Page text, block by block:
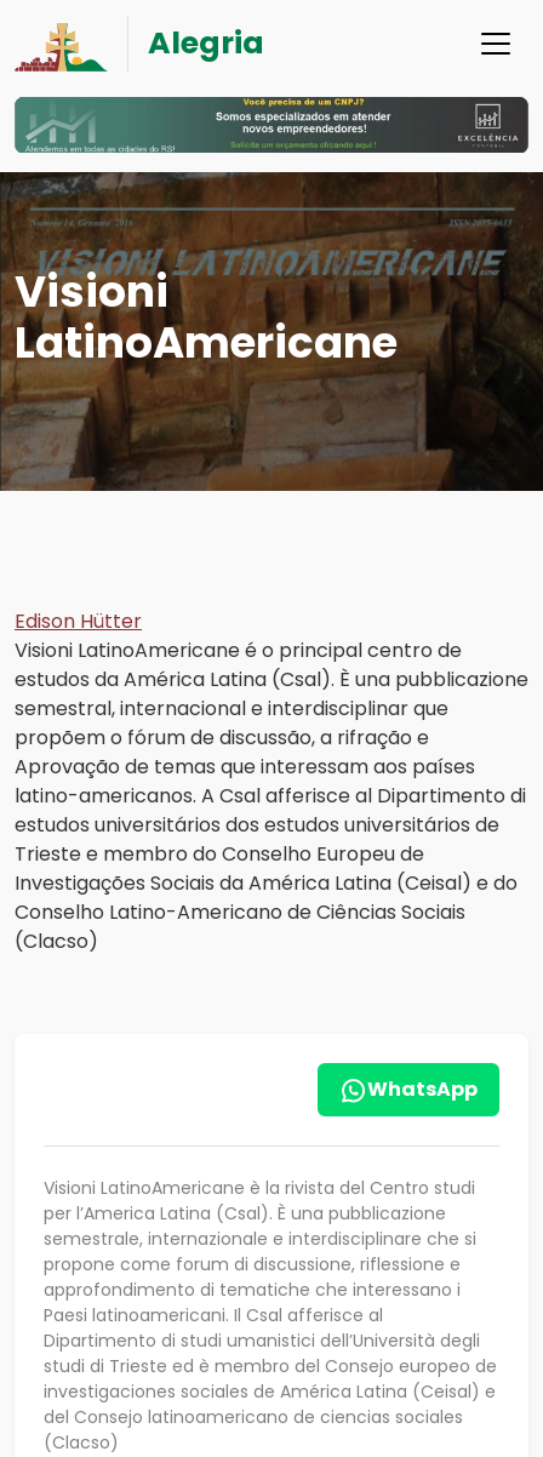
Alegria
Visioni
LatinoAmericane
Edison Hütter
Visioni LatinoAmericane é o principal centro de
estudos da América Latina (Csal). È una pubblicazione
semestral, internacional e interdisciplinar que
propõem o fórum de discussão, a rifração e
Aprovação de temas que interessam aos países
latino-americanos. A Csal afferisce al Dipartimento di
estudos universitários dos estudos universitários de
Trieste e membro do Conselho Europeu de
Investigações Sociais da América Latina (Ceisal) e do
Conselho Latino-Americano de Ciências Sociais
(Clacso)
WhatsApp
Visioni LatinoAmericane è la rivista del Centro studi
per l’America Latina (Csal). È una pubblicazione
semestrale, internazionale e interdisciplinare che si
propone come forum di discussione, riflessione e
approfondimento di tematiche che interessano i
Paesi latinoamericani. Il Csal afferisce al
Dipartimento di studi umanistici dell’Università degli
studi di Trieste ed è membro del Consejo europeo de
investigaciones sociales de América Latina (Ceisal) e
del Consejo latinoamericano de ciencias sociales
(Clacso)